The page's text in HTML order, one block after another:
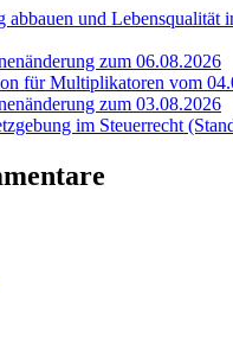
abbauen und Lebensqualität
zum 06.08.2026
für Multiplikatoren vom
zum 03.08.2026
im Steuerrecht